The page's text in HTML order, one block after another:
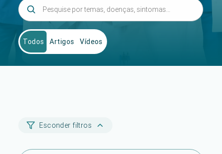
Todos Artigos Vídeos
Esconder filtros